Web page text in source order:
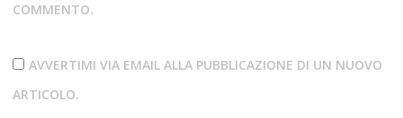
COMMENTO.
AVVERTIMI VIA EMAIL ALLA PUBBLICAZIONE DI UN NUOVO
ARTICOLO.